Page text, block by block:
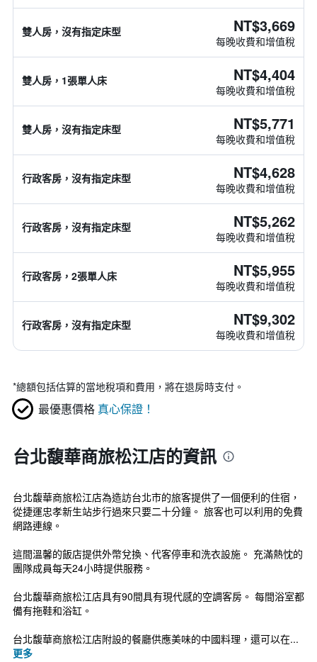
雙人房，沒有指定床型 NT$3,669
每晚收費和增值稅
雙人房，1張單人床 NT$4,404
每晚收費和增值稅
雙人房，沒有指定床型 NT$5,771
每晚收費和增值稅
行政客房，沒有指定床型 NT$4,628
每晚收費和增值稅
行政客房，沒有指定床型 NT$5,262
每晚收費和增值稅
行政客房，2張單人床 NT$5,955
每晚收費和增值稅
行政客房，沒有指定床型 NT$9,302
每晚收費和增值稅
*總額包括估算的當地稅項和費用，將在退房時支付。
最優惠價格 真心保證！
台北馥華商旅松江店的資訊
台北馥華商旅松江店為造訪台北市的旅客提供了一個便利的住宿，
從捷運忠孝新生站步行過來只要二十分鐘。 旅客也可以利用的免費
網路連線。
這間溫馨的飯店提供外幣兌換、代客停車和洗衣設施。 充滿熱忱的
團隊成員每天24小時提供服務。
台北馥華商旅松江店具有90間具有現代感的空調客房。 每間浴室都
備有拖鞋和浴缸。
台北馥華商旅松江店附設的餐廳供應美味的中國料理，還可以在...
更多